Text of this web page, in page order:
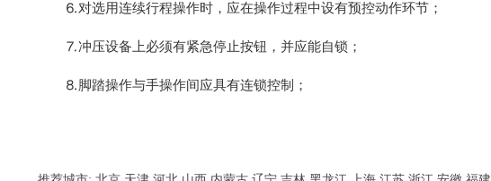
⒍对选用连续行程操作时，应在操作过程中设有预控动作环节；
⒎冲压设备上必须有紧急停止按钮，并应能自锁；
⒏脚踏操作与手操作间应具有连锁控制；